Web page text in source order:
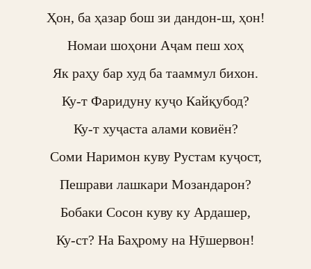
Ҳон, ба ҳазар бош зи дандон-ш, ҳон!
Номаи шоҳони Аҷам пеш хоҳ
Як раҳу бар худ ба тааммул бихон.
Ку-т Фаридуну куҷо Кайқубод?
Ку-т хуҷаста алами ковиён?
Соми Наримон куву Рустам куҷост,
Пешрави лашкари Мозандарон?
Бобаки Сосон куву ку Ардашер,
Ку-ст? На Баҳрому на Нӯшервон!